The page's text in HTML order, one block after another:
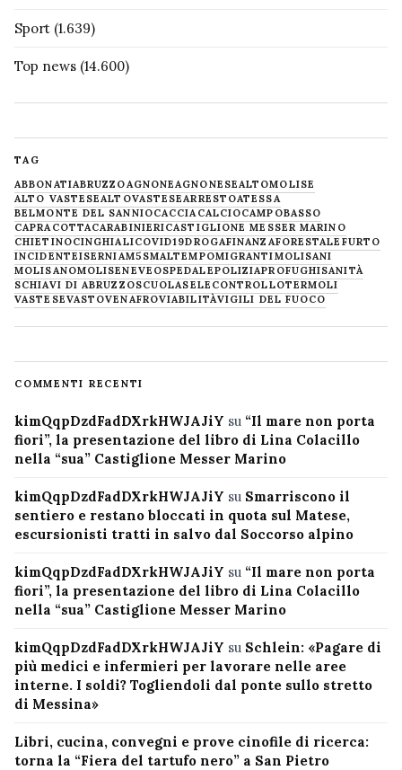
Sport (1.639)
Top news (14.600)
TAG
ABBONATIABRUZZOAGNONEAGNONESEALTOMOLISE
ALTO VASTESEALTOVASTESEARRESTOATESSA
BELMONTE DEL SANNIOCACCIACALCIOCAMPOBASSO
CAPRACOTTACARABINIERICASTIGLIONE MESSER MARINO
CHIETINOCINGHIALICOVID19DROGAFINANZAFORESTALE FURTO
INCIDENTEISERNIAM5SMALTEMPOMIGRANTIMOLISANI
MOLISANOMOLISENEVE OSPEDALEPOLIZIAPROFUGHISANITÀ
SCHIAVI DI ABRUZZOSCUOLASELECONTROLLOTERMOLI
VASTESEVASTOVENAFROVIABILITÀVIGILI DEL FUOCO
COMMENTI RECENTI
kimQqpDzdFadDXrkHWJAJiY su “Il mare non porta
fiori”, la presentazione del libro di Lina Colacillo
nella “sua” Castiglione Messer Marino
kimQqpDzdFadDXrkHWJAJiY su Smarriscono il
sentiero e restano bloccati in quota sul Matese,
escursionisti tratti in salvo dal Soccorso alpino
kimQqpDzdFadDXrkHWJAJiY su “Il mare non porta
fiori”, la presentazione del libro di Lina Colacillo
nella “sua” Castiglione Messer Marino
kimQqpDzdFadDXrkHWJAJiY su Schlein: «Pagare di
più medici e infermieri per lavorare nelle aree
interne. I soldi? Togliendoli dal ponte sullo stretto
di Messina»
Libri, cucina, convegni e prove cinofile di ricerca:
torna la “Fiera del tartufo nero” a San Pietro